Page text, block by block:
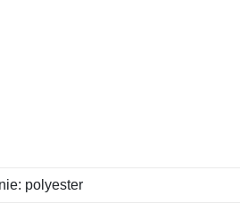
polyester